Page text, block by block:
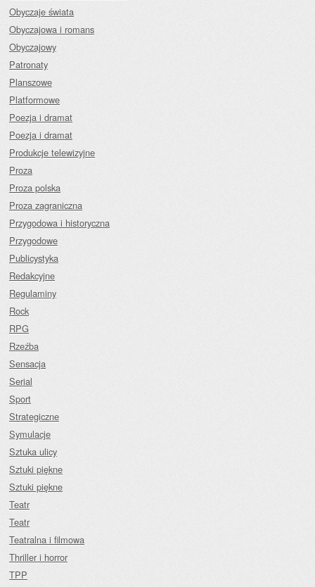
Obyczaje świata
Obyczajowa i romans
Obyczajowy
Patronaty
Planszowe
Platformowe
Poezja i dramat
Poezja i dramat
Produkcje telewizyjne
Proza
Proza polska
Proza zagraniczna
Przygodowa i historyczna
Przygodowe
Publicystyka
Redakcyjne
Regulaminy
Rock
RPG
Rzeźba
Sensacja
Serial
Sport
Strategiczne
Symulacje
Sztuka ulicy
Sztuki piękne
Sztuki piękne
Teatr
Teatr
Teatralna i filmowa
Thriller i horror
TPP